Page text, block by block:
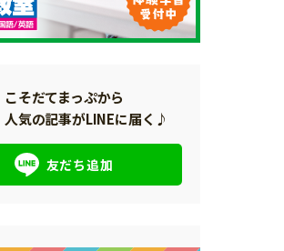
こそだてまっぷから
人気の記事がLINEに届く♪
友だち追加